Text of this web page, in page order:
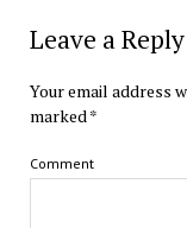
Leave a Reply
Your email address
marked *
Comment